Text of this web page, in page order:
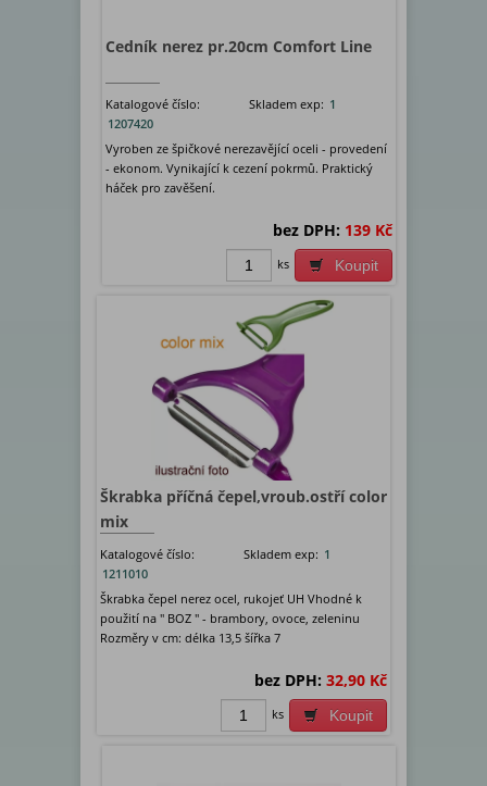
Cedník nerez pr.20cm Comfort Line
Katalogové číslo:
1207420
Skladem exp: 1
Vyroben ze špičkové nerezavějící oceli - provedení
- ekonom. Vynikající k cezení pokrmů. Praktický
háček pro zavěšení.
bez DPH: 139 Kč
Koupit
ks
Škrabka příčná čepel,vroub.ostří color
mix
Katalogové číslo:
1211010
Skladem exp: 1
Škrabka čepel nerez ocel, rukojeť UH Vhodné k
použití na " BOZ " - brambory, ovoce, zeleninu
Rozměry v cm: délka 13,5 šířka 7
bez DPH: 32,90 Kč
Koupit
ks